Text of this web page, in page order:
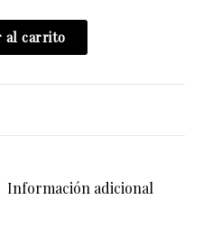
al carrito
Información adicional